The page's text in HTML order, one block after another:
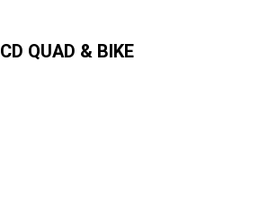
CD QUAD & BIKE